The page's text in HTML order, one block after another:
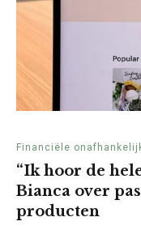
Financiële
“Ik hoor de
Bianca over
producten